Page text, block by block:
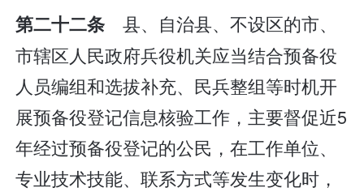
第二十二条 县、自治县、不设区的市、
市辖区人民政府兵役机关应当结合预备役
人员编组和选拔补充、民兵整组等时机开
展预备役登记信息核验工作，主要督促近5
年经过预备役登记的公民，在工作单位、
专业技术技能、联系方式等发生变化时，